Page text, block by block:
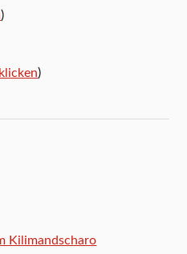
)
)
Kilimandscharo